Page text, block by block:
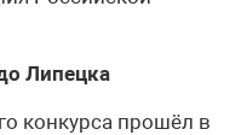
Липецка
конкурса прошёл в